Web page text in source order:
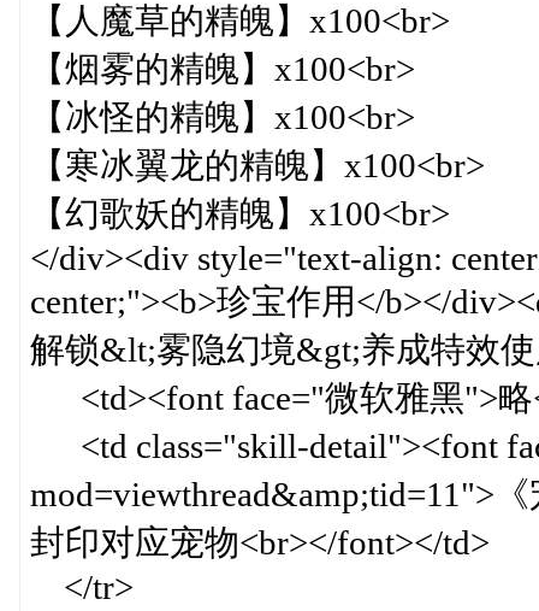
【人魔草的精魄】x100<br>
【烟雾的精魄】x100<br>
【冰怪的精魄】x100<br>
【寒冰翼龙的精魄】x100<br>
【幻歌妖的精魄】x100<br>
</div><div style="text-align:
center;"><b>珍宝作用</b></
解锁&lt;雾隐幻境&gt;养成特效
<td><font face="微软雅黑">略
<td class="skill-detail"><font
mod=viewthread&amp;tid=11">
封印对应宠物<br></font></td>
</tr>